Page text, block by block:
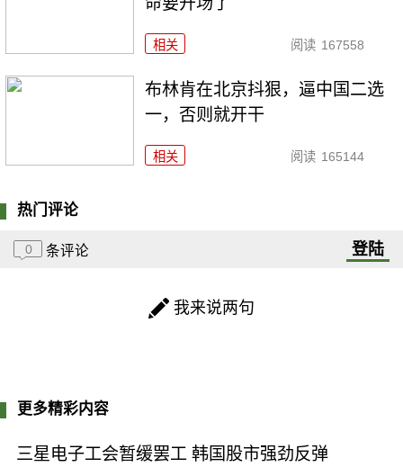
相关 阅读 167558
布林肯在北京抖狠，逼中国二选
一，否则就开干
相关 阅读 165144
热门评论
0 条评论 登陆
我来说两句
更多精彩内容
三星电子工会暂缓罢工 韩国股市强劲反弹